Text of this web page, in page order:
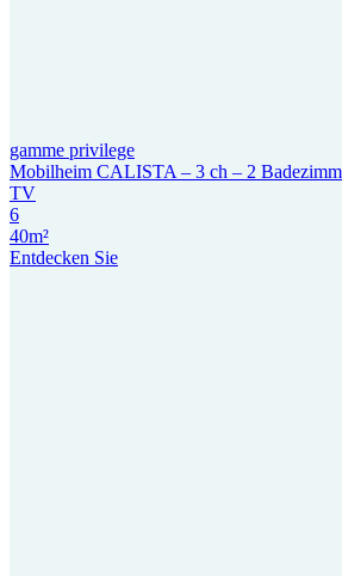
gamme privilege
Mobilheim CALISTA – 3 ch – 2
TV
6
40m²
Entdecken Sie